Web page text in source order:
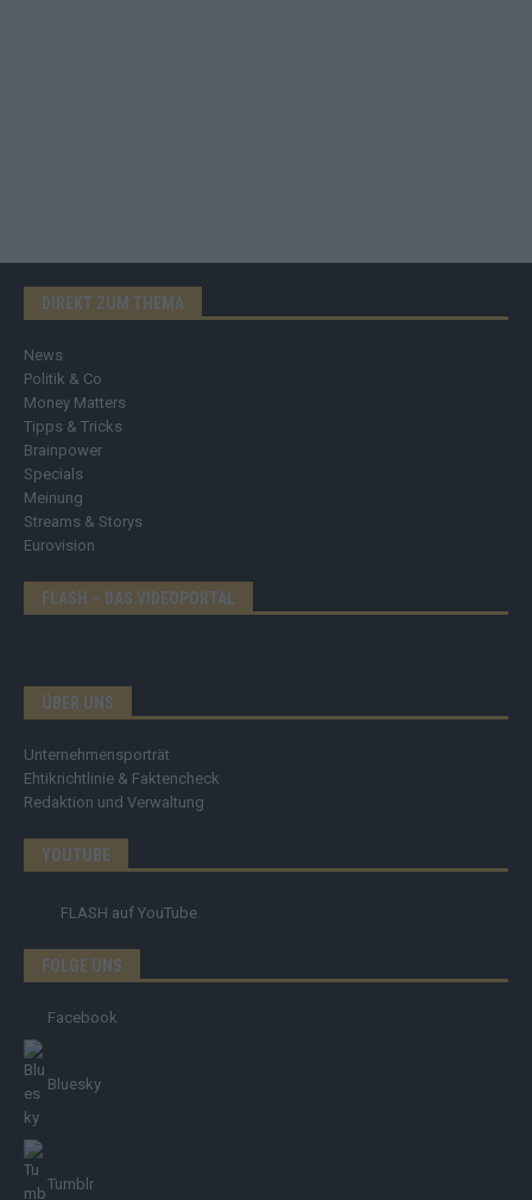
DIREKT ZUM THEMA
News
Politik & Co
Money Matters
Tipps & Tricks
Brainpower
Specials
Meinung
Streams & Storys
Eurovision
FLASH – DAS VIDEOPORTAL
ÜBER UNS
Unternehmensporträt
Ehtikrichtlinie & Faktencheck
Redaktion und Verwaltung
YOUTUBE
FLASH auf YouTube
FOLGE UNS
Facebook
Bluesky
Tumblr